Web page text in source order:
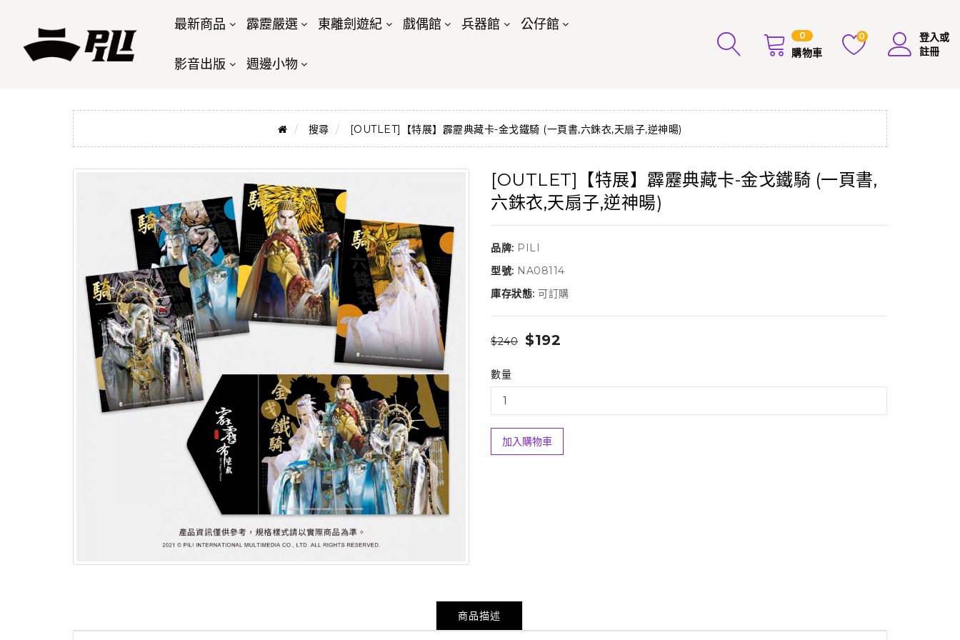
最新商品 霹靂嚴選 東離劍遊紀 戲偶館 兵器館 公仔館
影音出版 週邊小物
0
購物車
0
登入或
註冊
搜尋 [OUTLET]【特展】霹靂典藏卡-金戈鐵騎 (一頁書,六銖衣,天扇子,逆神暘)
[OUTLET]【特展】霹靂典藏卡-金戈鐵騎 (一頁書,
六銖衣,天扇子,逆神暘)
品牌: PILI
型號: NA08114
庫存狀態: 可訂購
$240 $192
數量
加入購物車
商品描述